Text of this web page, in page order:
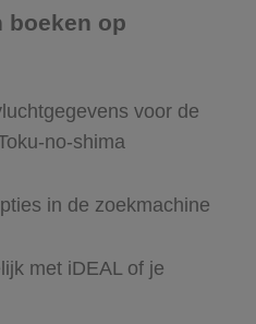
boeken op
voor de
no-shima
in de zoekmachine
met iDEAL of je